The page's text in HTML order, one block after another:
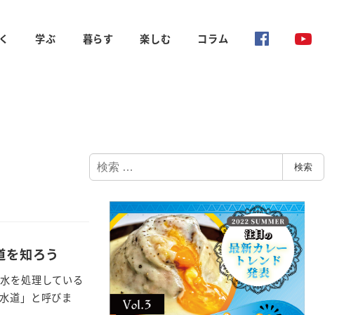
学ぶ 暮らす 楽しむ コラム
知ろう
を処理している
道」と呼びま
検
索
検索